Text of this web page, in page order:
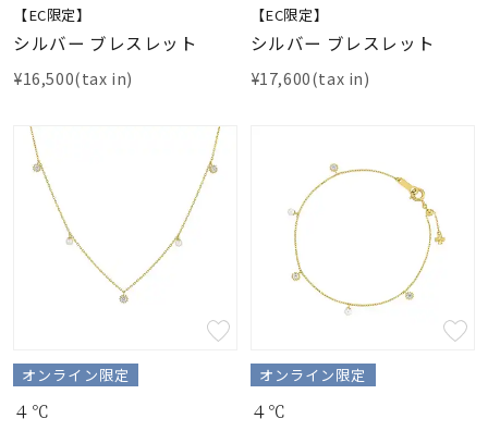
【EC限定】
シルバー ブレスレット
¥16,500(tax in)
【EC限定】
シルバー ブレスレット
¥17,600(tax in)
オンライン限定
４℃
オンライン限定
４℃